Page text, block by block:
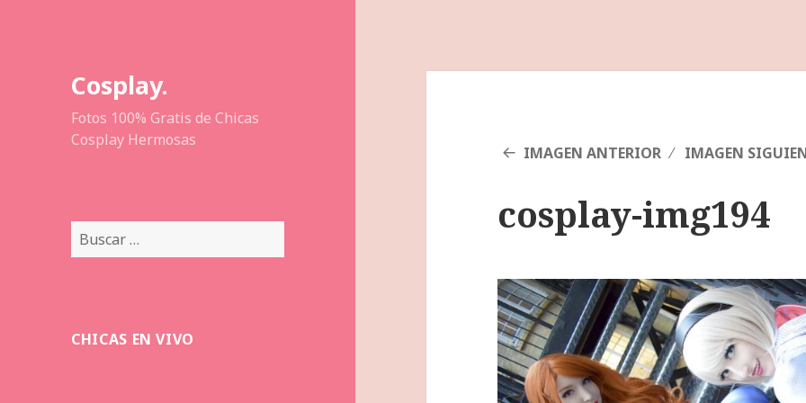
Cosplay.
Fotos 100% Gratis de Chicas
Cosplay Hermosas
Buscar:
CHICAS EN VIVO
IMAGEN ANTERIOR IMAGEN
cosplay-img194